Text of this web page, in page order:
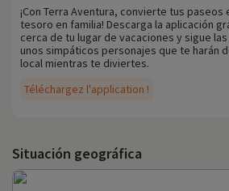
Téléchargez l'application !
¡Con Terra Aventura, convierte tus paseos
tesoro en familia! Descarga la aplicación
cerca de tu lugar de vacaciones y sigue
unos simpáticos personajes que te harán
local mientras te diviertes.
Situación geográfica